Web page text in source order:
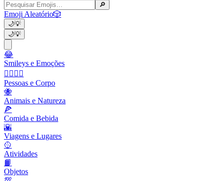
🔎
Emoji Aleatório🎲
🌙💡
🌙💡
😂
Smileys e Emoções
👩‍❤️‍💋‍👨
Pessoas e Corpo
🐝
Animais e Natureza
🍕
Comida e Bebida
🌇
Viagens e Lugares
🥎
Atividades
📙
Objetos